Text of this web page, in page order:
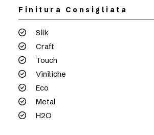
Finitura Consigliata
Silk
Craft
Touch
Viniliche
Eco
Metal
H2O